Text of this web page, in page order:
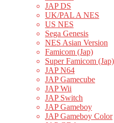
JAP DS
UK/PAL A NES
US NES
Sega Genesis
NES Asian Version
Famicom (Jap)
Super Famicom (Jap)
JAP N64
JAP Gamecube
JAP Wii
JAP Switch
JAP Gameboy
JAP Gameboy Color